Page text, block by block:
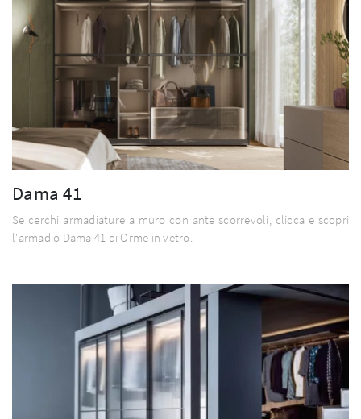
Dama 41
Se cerchi armadiature a muro con ante scorrevoli, clicca e scopri
l'armadio Dama 41 di Orme in vetro.